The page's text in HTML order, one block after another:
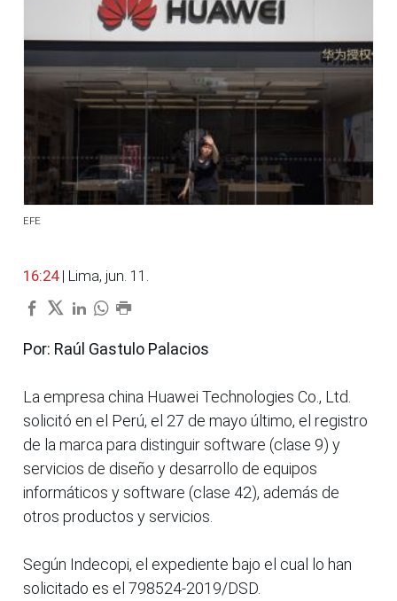
EFE
16:24 | Lima, jun. 11.
Por: Raúl Gastulo Palacios
La empresa china Huawei Technologies Co., Ltd.
solicitó en el Perú, el 27 de mayo último, el registro
de la marca para distinguir software (clase 9) y
servicios de diseño y desarrollo de equipos
informáticos y software (clase 42), además de
otros productos y servicios.
Según Indecopi, el expediente bajo el cual lo han
solicitado es el 798524-2019/DSD.